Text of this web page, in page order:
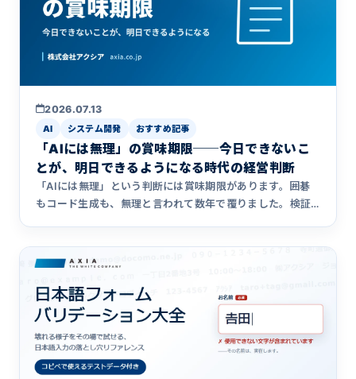
2026.07.13
AI システム開発 おすすめ記事
「AIには無理」の賞味期限──今日できないこ
とが、明日できるようになる時代の経営判断
「AIには無理」という判断には賞味期限があります。囲碁
もコード生成も、無理と言われて数年で覆りました。検証
える3つの問いと、IT化を諦めた業務を見直す視点を、シス